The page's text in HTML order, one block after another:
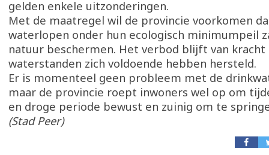
gelden enkele uitzonderingen.
Met de maatregel wil de provincie voorkomen
waterlopen onder hun ecologisch minimumpeil
natuur beschermen. Het verbod blijft van
waterstanden zich voldoende hebben hersteld.
Er is momenteel geen probleem met de
maar de provincie roept inwoners wel op om
en droge periode bewust en zuinig om te
(Stad Peer)